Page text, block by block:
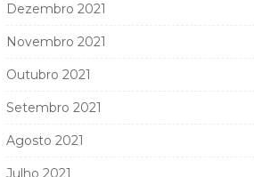
Dezembro 2021
Novembro 2021
Outubro 2021
Setembro 2021
Agosto 2021
Julho 2021